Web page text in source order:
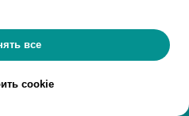
О компании
Лицензии
все
cookie